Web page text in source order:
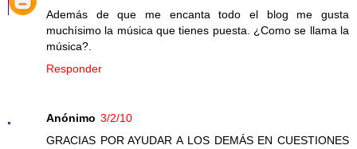
Además de que me encanta todo el blog me gusta
muchísimo la música que tienes puesta. ¿Como se llama la
música?.
Responder
Anónimo 3/2/10
GRACIAS POR AYUDAR A LOS DEMÁS EN CUESTIONES